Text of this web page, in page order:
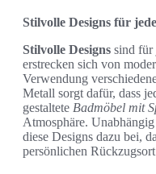
Stilvolle Designs für
Stilvolle Designs sind für
erstrecken sich von
Verwendung
Metall sorgt dafür, dass
gestaltete Badmöbel mit
Atmosphäre.
diese Designs dazu bei,
persönlichen